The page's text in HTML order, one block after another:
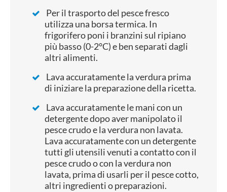
Per il trasporto del pesce fresco
utilizza una borsa termica. In
frigorifero poni i branzini sul ripiano
più basso (0-2°C) e ben separati dagli
altri alimenti.
Lava accuratamente la verdura prima
di iniziare la preparazione della ricetta.
Lava accuratamente le mani con un
detergente dopo aver manipolato il
pesce crudo e la verdura non lavata.
Lava accuratamente con un detergente
tutti gli utensili venuti a contatto con il
pesce crudo o con la verdura non
lavata, prima di usarli per il pesce cotto,
altri ingredienti o preparazioni.